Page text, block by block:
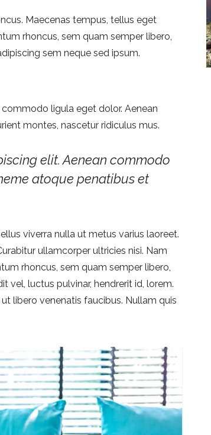
Maecenas tempus, tellus eget
rhoncus, sem quam semper libero,
sem neque sed ipsum.
ligula eget dolor. Aenean
montes, nascetur ridiculus mus.
elit. Aenean commodo
atoque penatibus et
viverra nulla ut metus varius laoreet.
ullamcorper ultricies nisi. Nam
rhoncus, sem quam semper libero,
vel, luctus pulvinar, hendrerit id, lorem.
libero venenatis faucibus. Nullam quis